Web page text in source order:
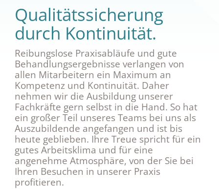
Qualitätssicherung
durch Kontinuität.
Reibungslose Praxisabläufe und gute
Behandlungsergebnisse verlangen von
allen Mitarbeitern ein Maximum an
Kompetenz und Kontinuität. Daher
nehmen wir die Ausbildung unserer
Fachkräfte gern selbst in die Hand. So hat
ein großer Teil unseres Teams bei uns als
Auszubildende angefangen und ist bis
heute geblieben. Ihre Treue spricht für ein
gutes Arbeitsklima und für eine
angenehme Atmosphäre, von der Sie bei
Ihren Besuchen in unserer Praxis
profitieren.